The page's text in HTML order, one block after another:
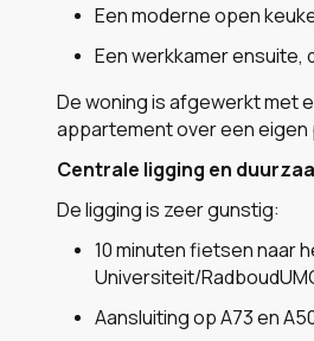
Een moderne open
Een werkkamer ensuite,
De woning is afgewerkt met
appartement over een
Centrale ligging en
De ligging is zeer gunstig:
10 minuten fietsen naar
Universiteit/
Aansluiting op A73 en